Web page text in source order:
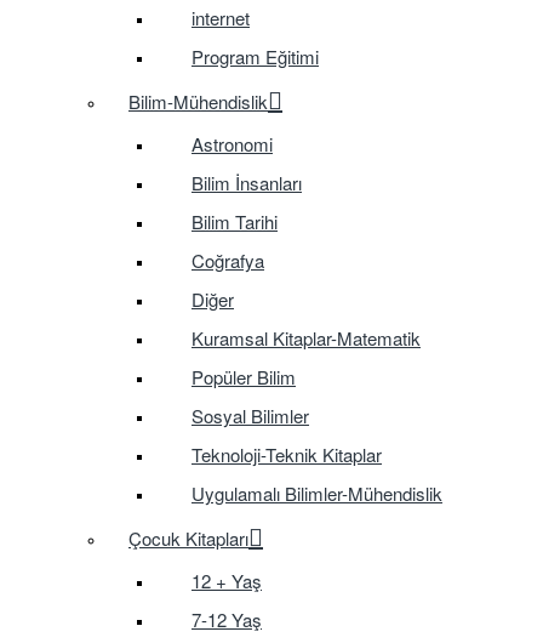
internet
Program Eğitimi
Bilim-Mühendislik
Astronomi
Bilim İnsanları
Bilim Tarihi
Coğrafya
Diğer
Kuramsal Kitaplar-Matematik
Popüler Bilim
Sosyal Bilimler
Teknoloji-Teknik Kitaplar
Uygulamalı Bilimler-Mühendislik
Çocuk Kitapları
12 + Yaş
7-12 Yaş